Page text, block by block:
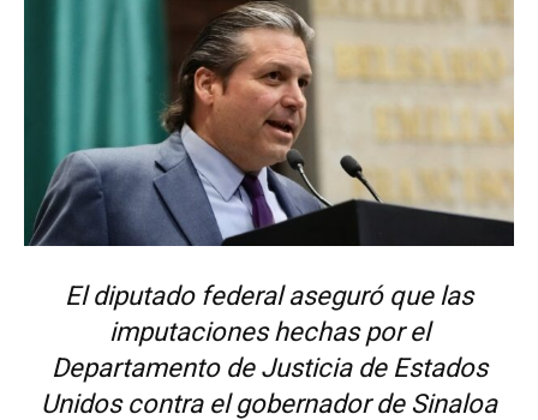
El diputado federal aseguró que las
imputaciones hechas por el
Departamento de Justicia de Estados
Unidos contra el gobernador de Sinaloa